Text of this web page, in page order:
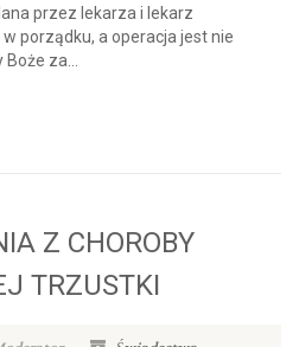
przez lekarza i lekarz
porządku, a operacja jest nie
za...
Z CHOROBY
TRZUSTKI